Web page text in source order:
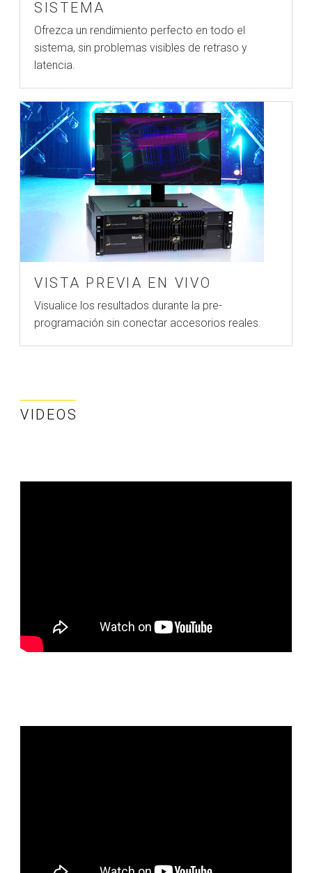
SISTEMA
Ofrezca un rendimiento perfecto en todo el
sistema, sin problemas visibles de retraso y
latencia.
VISTA PREVIA EN VIVO
Visualice los resultados durante la pre-
programación sin conectar accesorios reales.
VIDEOS